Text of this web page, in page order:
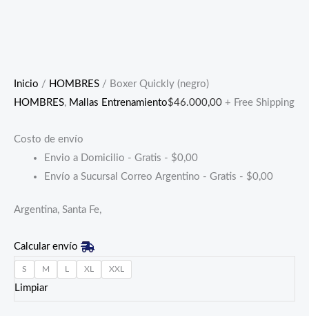
Inicio / HOMBRES / Boxer Quickly (negro)
HOMBRES, Mallas Entrenamiento$46.000,00 + Free Shipping
Costo de envío
Envio a Domicilio - Gratis - $0,00
Envío a Sucursal Correo Argentino - Gratis - $0,00
Argentina, Santa Fe,
Calcular envío
S M L XL XXL
Limpiar